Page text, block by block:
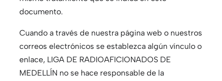
documento.
Cuando a través de nuestra página web o nuestros
correos electrónicos se establezca algún vínculo o
enlace, LIGA DE RADIOAFICIONADOS DE
MEDELLÍN no se hace responsable de la